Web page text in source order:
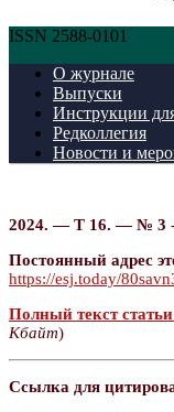
ISSN 2588-0101
О журнале
Выпуски
Инструкции
Редколлегия
Новости и
2024. — Т 16. — № 3
Постоянный адрес
https://esj.today/
Полный текст
Кбайт)
Ссылка для